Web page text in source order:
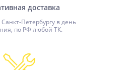
доставка
Петербургу в день
по РФ любой ТК.